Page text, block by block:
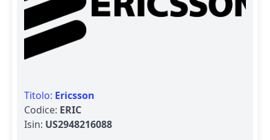
Titolo: Ericsson
Codice: ERIC
Isin: US2948216088